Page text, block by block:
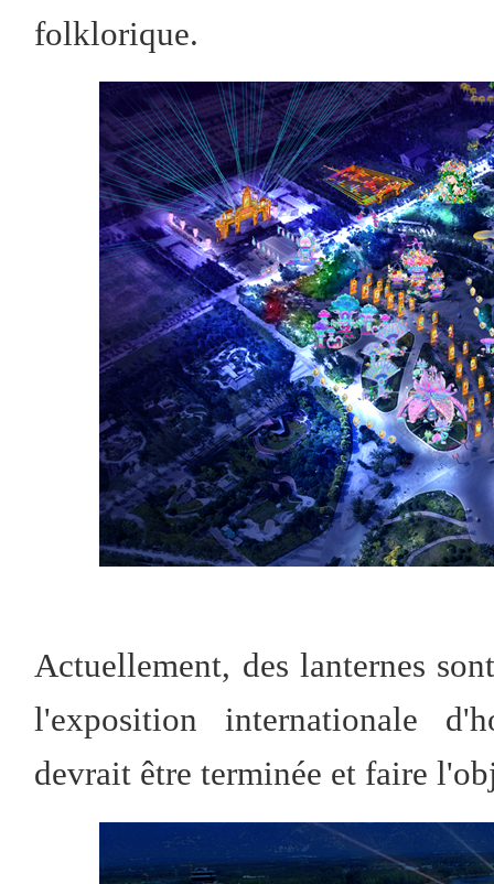
folklorique.
Actuellement, des lanternes
l'exposition internationale
devrait être terminée et faire